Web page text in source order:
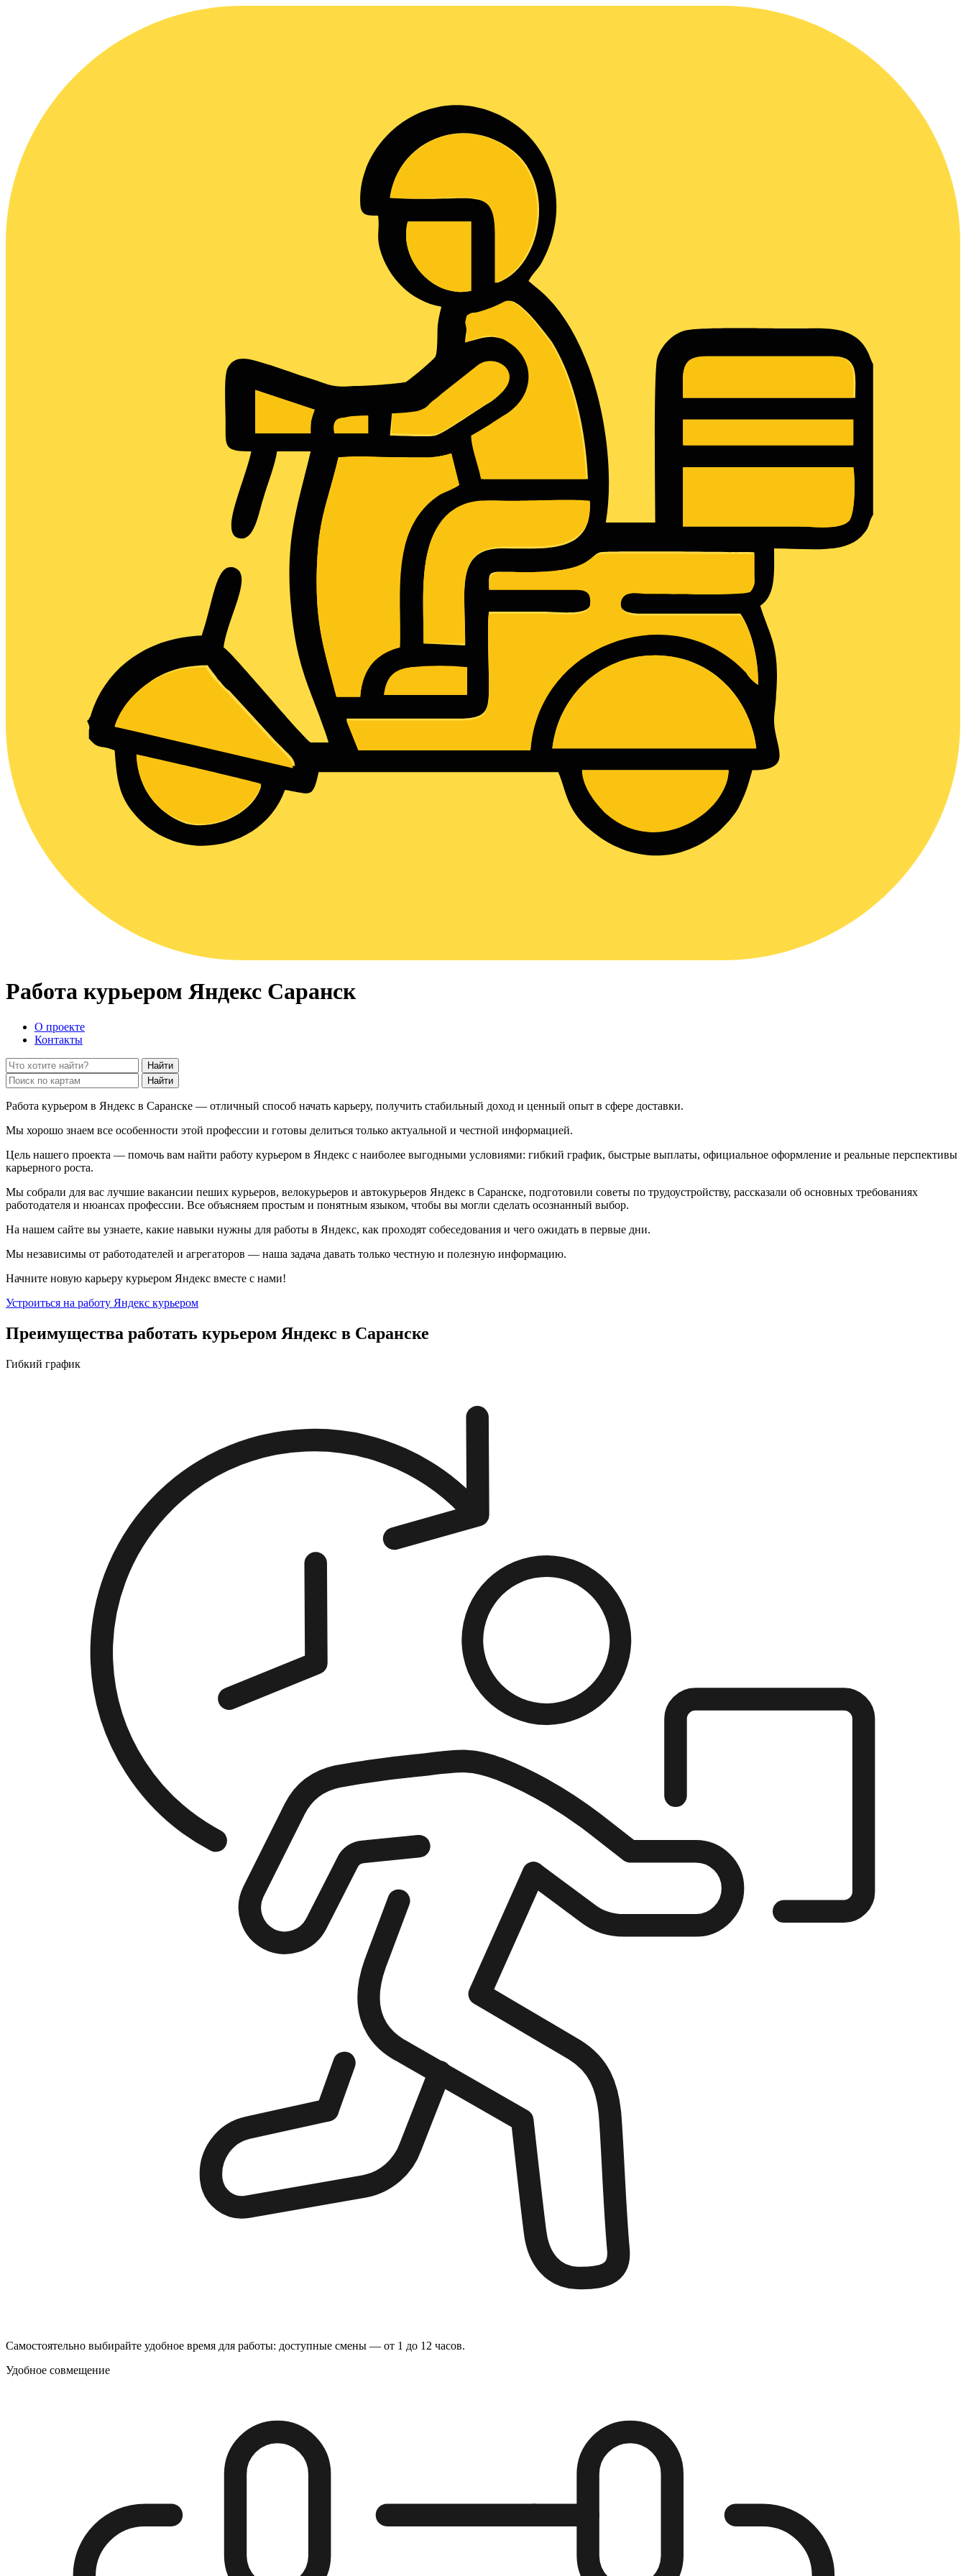
Работа курьером Яндекс Саранск
О проекте
Контакты
Найти
Найти
Работа курьером в Яндекс в Саранске — отличный способ начать карьеру, получить стабильный доход и ценный опыт в сфере доставки.
Мы хорошо знаем все особенности этой профессии и готовы делиться только актуальной и честной информацией.
Цель нашего проекта — помочь вам найти работу курьером в Яндекс с наиболее выгодными условиями: гибкий график, быстрые выплаты, официальное оформление и реальные перспективы
карьерного роста.
Мы собрали для вас лучшие вакансии пеших курьеров, велокурьеров и автокурьеров Яндекс в Саранске, подготовили советы по трудоустройству, рассказали об основных требованиях
работодателя и нюансах профессии. Все объясняем простым и понятным языком, чтобы вы могли сделать осознанный выбор.
На нашем сайте вы узнаете, какие навыки нужны для работы в Яндекс, как проходят собеседования и чего ожидать в первые дни.
Мы независимы от работодателей и агрегаторов — наша задача давать только честную и полезную информацию.
Начните новую карьеру курьером Яндекс вместе с нами!
Устроиться на работу Яндекс курьером
Преимущества работать курьером Яндекс в Саранске
Гибкий график
Самостоятельно выбирайте удобное время для работы: доступные смены — от 1 до 12 часов.
Удобное совмещение